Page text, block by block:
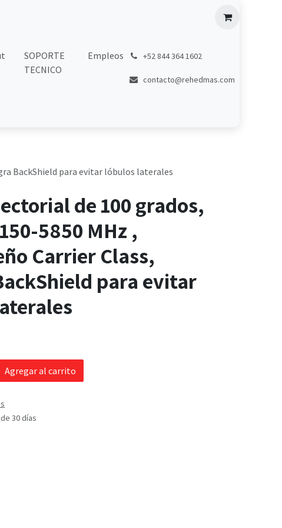
SOPORTE
TECNICO
Empleos +52 844 364 1602
contacto@rehedmas.com
BackShield para evitar lóbulos laterales
de 100 grados,
5850 MHz ,
Carrier Class,
para evitar
Agregar al carrito
30 días